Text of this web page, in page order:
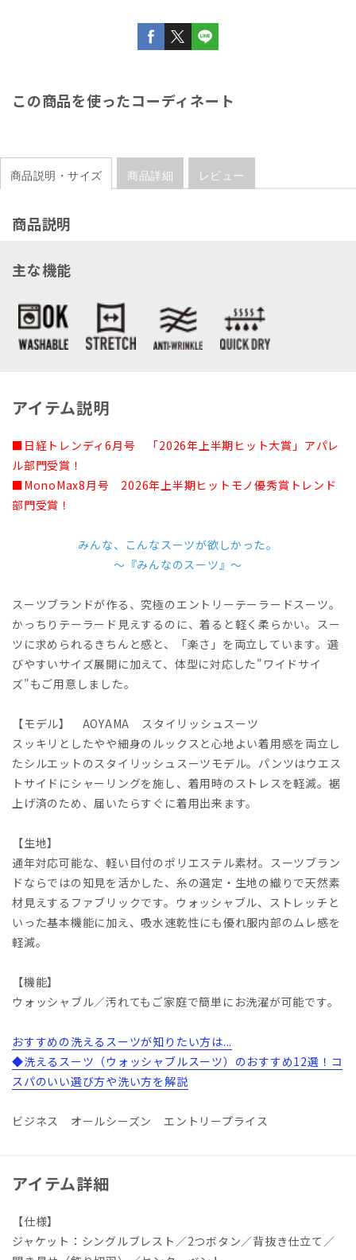
この商品を使ったコーディネート
商品説明・サイズ 商品詳細 レビュー
商品説明
主な機能
アイテム説明
■日経トレンディ6月号 「2026年上半期ヒット大賞」アパレ
ル部門受賞！
■MonoMax8月号 2026年上半期ヒットモノ優秀賞トレンド
部門受賞！
みんな、こんなスーツが欲しかった。
～『みんなのスーツ』～
スーツブランドが作る、究極のエントリーテーラードスーツ。
かっちりテーラード見えするのに、着ると軽く柔らかい。スー
ツに求められるきちんと感と、「楽さ」を両立しています。選
びやすいサイズ展開に加えて、体型に対応した"ワイドサイ
ズ"もご用意しました。
【モデル】 AOYAMA スタイリッシュスーツ
スッキリとしたやや細身のルックスと心地よい着用感を両立し
たシルエットのスタイリッシュスーツモデル。パンツはウエス
トサイドにシャーリングを施し、着用時のストレスを軽減。裾
上げ済のため、届いたらすぐに着用出来ます。
【生地】
通年対応可能な、軽い目付のポリエステル素材。スーツブラン
ドならではの知見を活かした、糸の選定・生地の織りで天然素
材見えするファブリックです。ウォッシャブル、ストレッチと
いった基本機能に加え、吸水速乾性にも優れ服内部のムレ感を
軽減。
【機能】
ウォッシャブル／汚れてもご家庭で簡単にお洗濯が可能です。
おすすめの洗えるスーツが知りたい方は...
◆洗えるスーツ（ウォッシャブルスーツ）のおすすめ12選！コ
スパのいい選び方や洗い方を解説
ビジネス オールシーズン エントリープライス
アイテム詳細
【仕様】
ジャケット：シングルブレスト／2つボタン／背抜き仕立て／